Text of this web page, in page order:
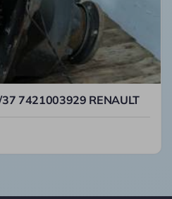
7421003929 RENAULT